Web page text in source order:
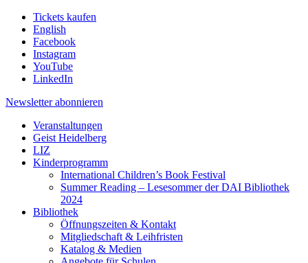
Tickets kaufen
English
Facebook
Instagram
YouTube
LinkedIn
Newsletter abonnieren
Veranstaltungen
Geist Heidelberg
LIZ
Kinderprogramm
International Children’s Book Festival
Summer Reading – Lesesommer der DAI Bibliothek
2024
Bibliothek
Öffnungszeiten & Kontakt
Mitgliedschaft & Leihfristen
Katalog & Medien